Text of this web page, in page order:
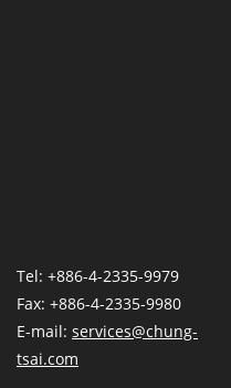
Tel: +886-4-2335-9979
Fax: +886-4-2335-9980
E-mail: services@chung-
tsai.com